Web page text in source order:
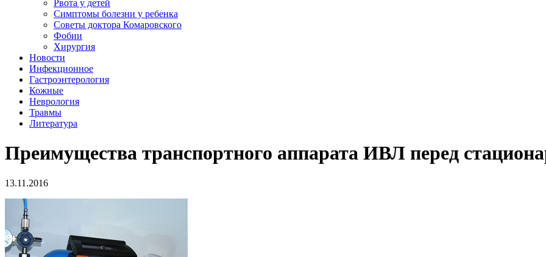
Рвота у детей
Симптомы болезни у ребенка
Советы доктора Комаровского
Фобии
Хирургия
Новости
Инфекционное
Гастроэнтерология
Кожные
Неврология
Травмы
Литература
Преимущества транспортного аппарата ИВЛ перед
13.11.2016